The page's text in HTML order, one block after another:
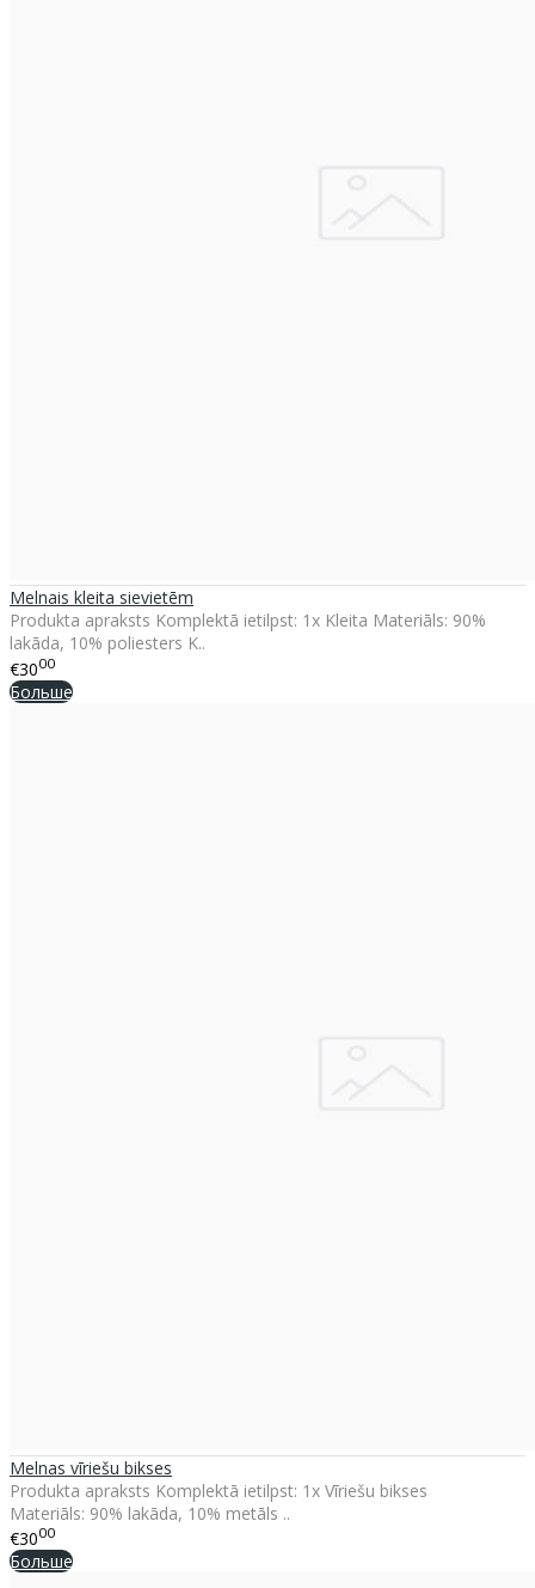
Melnais kleita sievietēm
Produkta apraksts Komplektā ietilpst: 1x Kleita Materiāls: 90%
lakāda, 10% poliesters K..
€3000
Больше
Melnas vīriešu bikses
Produkta apraksts Komplektā ietilpst: 1x Vīriešu bikses
Materiāls: 90% lakāda, 10% metāls ..
€3000
Больше